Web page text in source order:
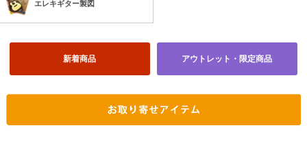
エレキギター製図
新着商品 アウトレット・限定商品